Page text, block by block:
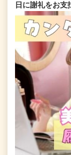
日に謝礼をお支